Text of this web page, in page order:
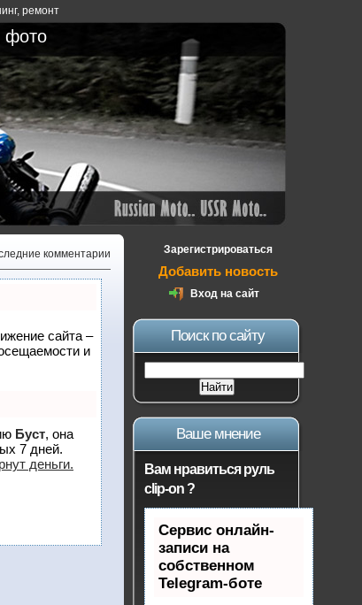
,ремонт
фото
комментарии
сайта –
и
Буст, она
7 дней.
деньги.
Зарегистрироваться
Добавить новость
Вход на сайт
Поиск по сайту
Ваше мнение
Вам нравиться руль
clip-on ?
Сервис онлайн-
записи на
собственном
Telegram-боте